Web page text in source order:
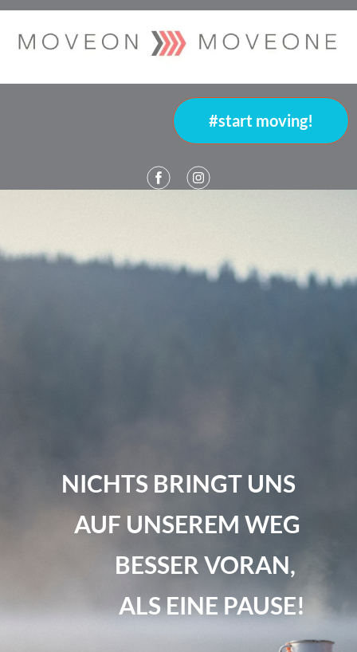
#start moving!
NICHTS BRINGT UNS
AUF UNSEREM WEG
BESSER VORAN,
ALS EINE PAUSE!